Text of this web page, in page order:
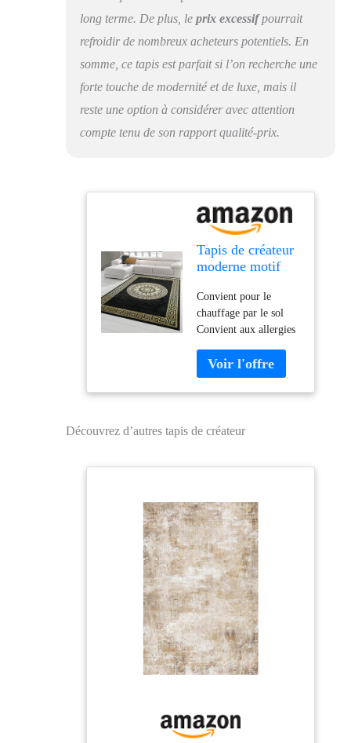
long terme. De plus, le prix excessifpourrait
refroidir de nombreux acheteurs potentiels. En
somme, ce tapis est parfait si l’on recherche une
forte touche de modernité et de luxe, mais il
reste une option à considérer avec attention
compte tenu de son rapport qualité-prix.
Tapis de créateur
moderne motif
noir Größe 240 x
340 cm
Convient pour le
chauffage par le sol
Convient aux allergies
nocives Certifié Oeko-
Tex 30% polyester,
70% polypropylène
Découvrez d’autres tapis de créateur